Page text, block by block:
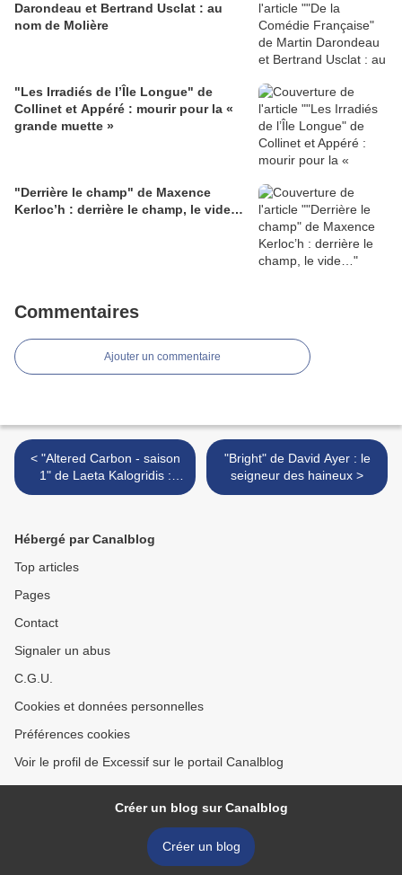
Darondeau et Bertrand Usclat : au
nom de Molière
"Les Irradiés de l’Île Longue" de
Collinet et Appéré : mourir pour la «
grande muette »
"Derrière le champ" de Maxence
Kerloc’h : derrière le champ, le vide…
Commentaires
Ajouter un commentaire
< "Altered Carbon - saison
1" de Laeta Kalogridis :
"Nevermore ! Nevermore !"
"Bright" de David Ayer : le
seigneur des haineux >
Hébergé par Canalblog
Top articles
Pages
Contact
Signaler un abus
C.G.U.
Cookies et données personnelles
Préférences cookies
Voir le profil de Excessif sur le portail Canalblog
Créer un blog sur Canalblog
Créer un blog